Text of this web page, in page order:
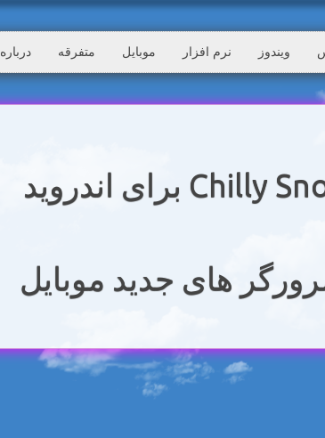
ویندوز نرم افزار موبایل متفرقه درباره
های جدید موبایل